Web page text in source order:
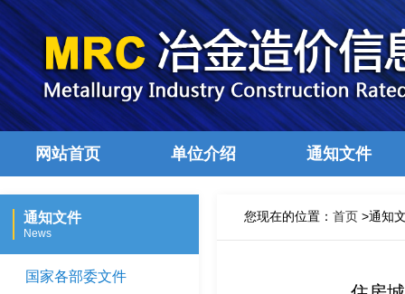
网站首页 单位介绍 通知文件
通知文件
News
国家各部委文件
您现在的位置： 首页 >通知